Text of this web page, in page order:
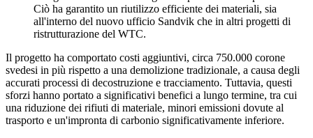
Ciò ha garantito un riutilizzo efficiente dei materiali, sia
all'interno del nuovo ufficio Sandvik che in altri progetti di
ristrutturazione del WTC.
Il progetto ha comportato costi aggiuntivi, circa 750.000 corone
svedesi in più rispetto a una demolizione tradizionale, a causa degli
accurati processi di decostruzione e tracciamento. Tuttavia, questi
sforzi hanno portato a significativi benefici a lungo termine, tra cui
una riduzione dei rifiuti di materiale, minori emissioni dovute al
trasporto e un'impronta di carbonio significativamente inferiore.